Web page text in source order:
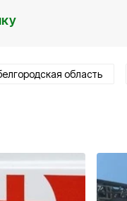
область